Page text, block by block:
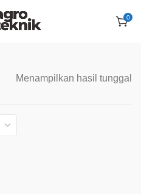
0
Menampilkan hasil tunggal